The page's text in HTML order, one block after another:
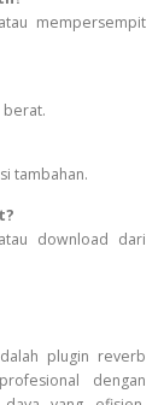
mempersempit
berat.
tambahan.
download dari
plugin reverb
dengan